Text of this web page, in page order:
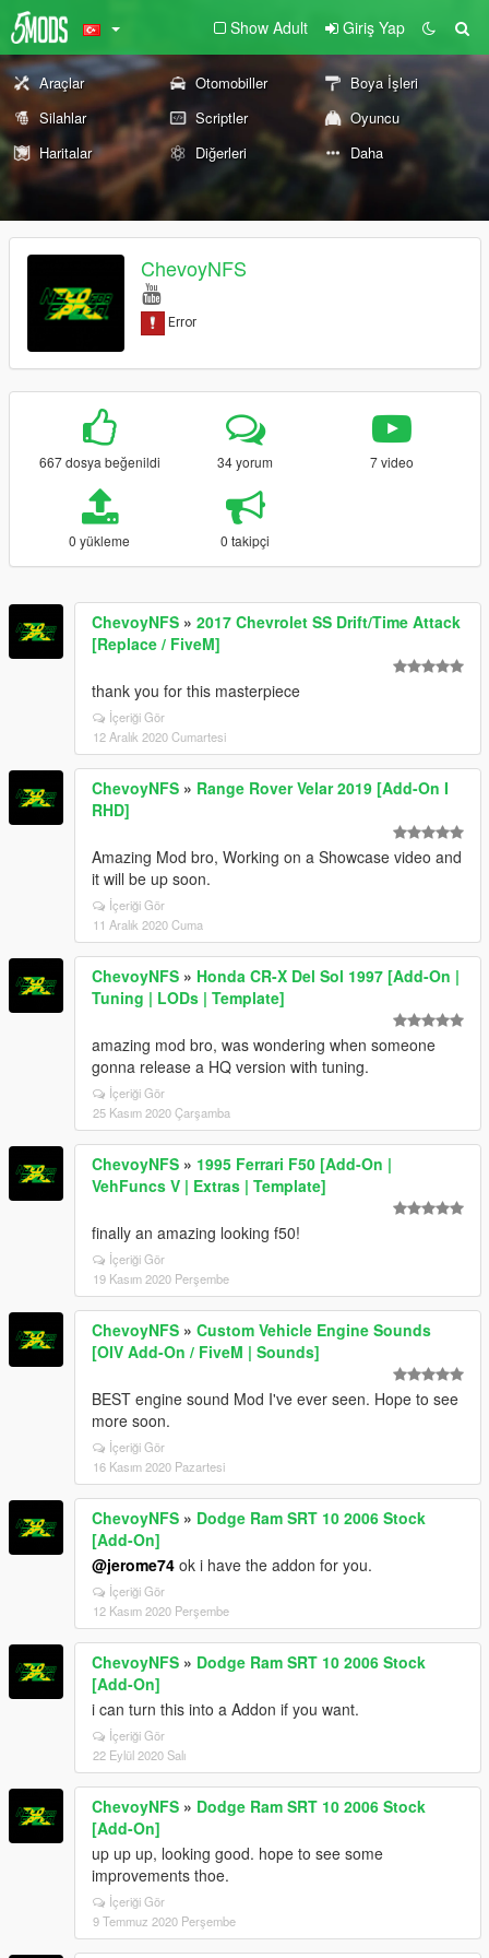
Show Adult Giriş Yap
Araçlar Otomobiller
Boya İşleri
Silahlar
Scriptler
Oyuncu
Haritalar
Diğerleri Daha
ChevoyNFS
667 dosya beğenildi 34 yorum 7 video
0 yükleme 0 takipçi
ChevoyNFS » 2017 Chevrolet SS Drift/Time Attack
[Replace / FiveM]
thank you for this masterpiece
İçeriği Gör
12 Aralık 2020 Cumartesi
ChevoyNFS » Range Rover Velar 2019 [Add-On I
RHD]
Amazing Mod bro, Working on a Showcase video and
it will be up soon.
İçeriği Gör
11 Aralık 2020 Cuma
ChevoyNFS » Honda CR-X Del Sol 1997 [Add-On |
Tuning | LODs | Template]
amazing mod bro, was wondering when someone
gonna release a HQ version with tuning.
İçeriği Gör
25 Kasım 2020 Çarşamba
ChevoyNFS » 1995 Ferrari F50 [Add-On |
VehFuncs V | Extras | Template]
finally an amazing looking f50!
İçeriği Gör
19 Kasım 2020 Perşembe
ChevoyNFS » Custom Vehicle Engine Sounds
[OIV Add-On / FiveM | Sounds]
BEST engine sound Mod I've ever seen. Hope to see
more soon.
İçeriği Gör
16 Kasım 2020 Pazartesi
ChevoyNFS » Dodge Ram SRT 10 2006 Stock
[Add-On]
@jerome74 ok i have the addon for you.
İçeriği Gör
12 Kasım 2020 Perşembe
ChevoyNFS » Dodge Ram SRT 10 2006 Stock
[Add-On]
i can turn this into a Addon if you want.
İçeriği Gör
22 Eylül 2020 Salı
ChevoyNFS » Dodge Ram SRT 10 2006 Stock
[Add-On]
up up up, looking good. hope to see some
improvements thoe.
İçeriği Gör
9 Temmuz 2020 Perşembe